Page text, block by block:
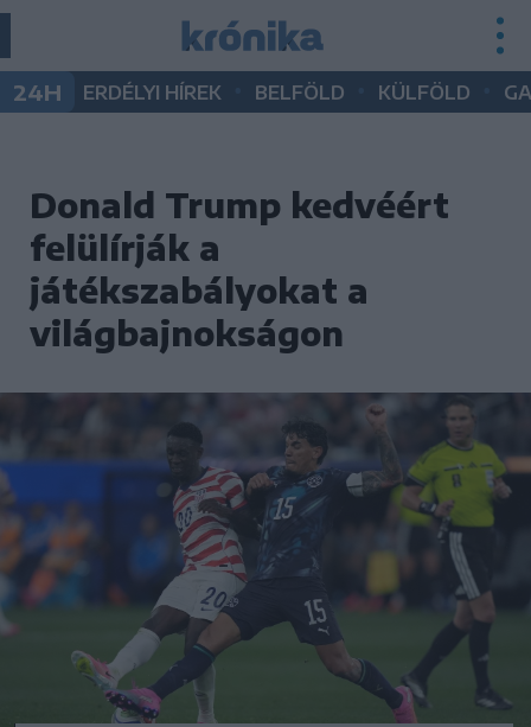
24H ERDÉLYI HÍREK BELFÖLD KÜLFÖLD
Donald Trump kedvéért
felülírják a
játékszabályokat a
világbajnokságon